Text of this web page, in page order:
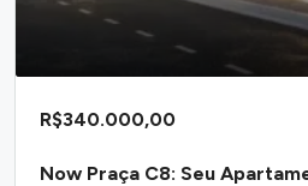
R$340.000,00
Now Praça C8: Seu